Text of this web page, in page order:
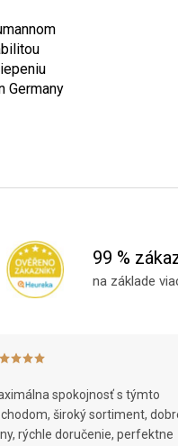
Germany
99 %
na základe
spokojnosť s týmto
široký sortiment,
rýchle doručenie, perfektne